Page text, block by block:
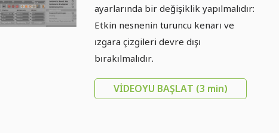
ayarlarında bir değişiklik yapılmalıdır:
Etkin nesnenin turuncu kenarı ve
ızgara çizgileri devre dışı
bırakılmalıdır.
VIDEOYU BAŞLAT (3 min)